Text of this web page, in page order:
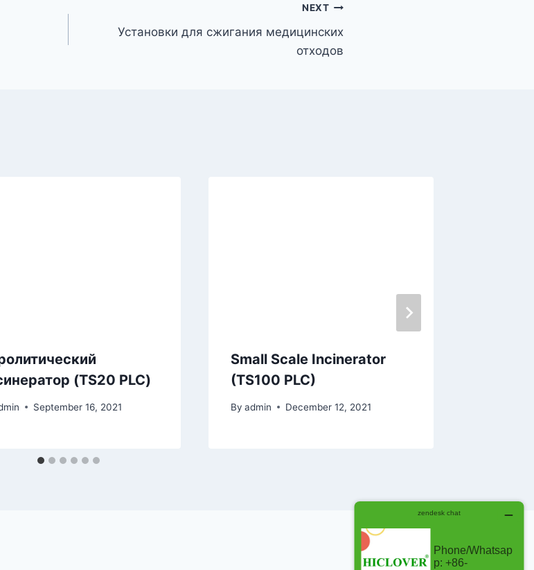
NEXT
Установки для сжигания медицинских
отходов
(TS20 PLC)
September 16, 2021
Small Scale Incinerator
(TS100 PLC)
By admin December 12, 2021